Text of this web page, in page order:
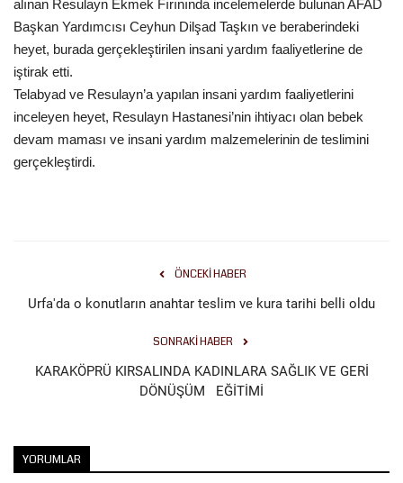
İletişim
Kültür Sanat
alınan Resulayn Ekmek Fırınında incelemelerde bulunan AFAD
Başkan Yardımcısı Ceyhun Dilşad Taşkın ve beraberindeki
heyet, burada gerçekleştirilen insani yardım faaliyetlerine de
iştirak etti.
Telabyad ve Resulayn’a yapılan insani yardım faaliyetlerini
inceleyen heyet, Resulayn Hastanesi’nin ihtiyacı olan bebek
devam maması ve insani yardım malzemelerinin de teslimini
gerçekleştirdi.
ÖNCEKI HABER
Urfa'da o konutların anahtar teslim ve kura tarihi belli oldu
SONRAKI HABER
KARAKÖPRÜ KIRSALINDA KADINLARA SAĞLIK VE GERİ
DÖNÜŞÜM EĞİTİMİ
YORUMLAR